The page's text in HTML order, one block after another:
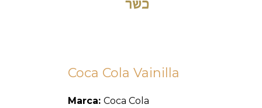
Coca Cola Vainilla
Marca: Coca Cola